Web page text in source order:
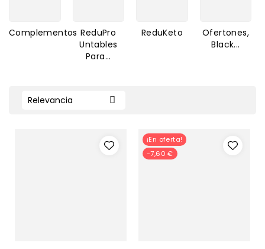
Complementos ReduPro
Untables
Para...
ReduKeto
Ofertones,
Black...
Relevancia 
¡En oferta!
-7,60 €